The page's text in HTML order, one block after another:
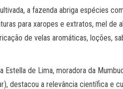
a fazenda abriga espécies
para xaropes e extratos, mel de
de velas aromáticas, loções,
Estella de Lima, moradora da
destacou a relevância científica e